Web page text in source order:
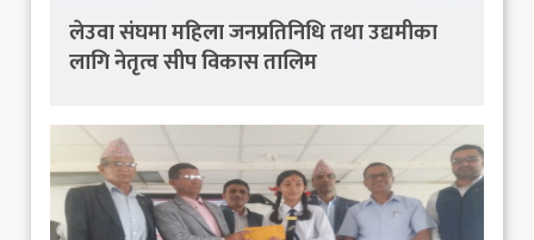
लेउवा संघमा महिला जनप्रतिनिधि तथा उद्यमीका
लागि नेतृत्व सीप विकास तालिम